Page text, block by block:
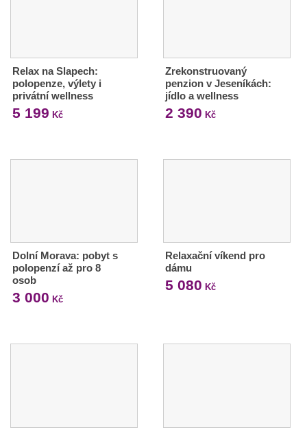
Relax na Slapech:
polopenze, výlety i
privátní wellness
5 199 Kč
Zrekonstruovaný
penzion v Jeseníkách:
jídlo a wellness
2 390 Kč
Dolní Morava: pobyt s
polopenzí až pro 8
osob
3 000 Kč
Relaxační víkend pro
dámu
5 080 Kč